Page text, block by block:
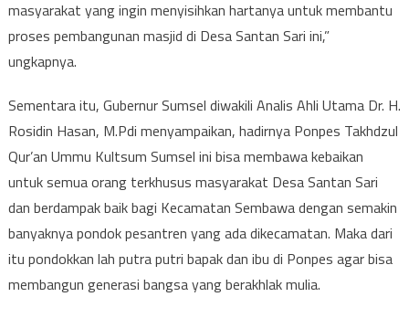
masyarakat yang ingin menyisihkan hartanya untuk membantu
proses pembangunan masjid di Desa Santan Sari ini,”
ungkapnya.
Sementara itu, Gubernur Sumsel diwakili Analis Ahli Utama Dr. H.
Rosidin Hasan, M.Pdi menyampaikan, hadirnya Ponpes Takhdzul
Qur’an Ummu Kultsum Sumsel ini bisa membawa kebaikan
untuk semua orang terkhusus masyarakat Desa Santan Sari
dan berdampak baik bagi Kecamatan Sembawa dengan semakin
banyaknya pondok pesantren yang ada dikecamatan. Maka dari
itu pondokkan lah putra putri bapak dan ibu di Ponpes agar bisa
membangun generasi bangsa yang berakhlak mulia.